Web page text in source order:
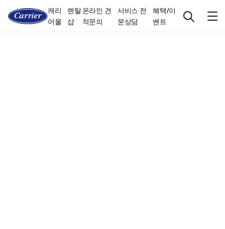
캐리
어몰
렌탈
샵
온라인 견
적문의
서비스 전
문상담
혜택/이
벤트